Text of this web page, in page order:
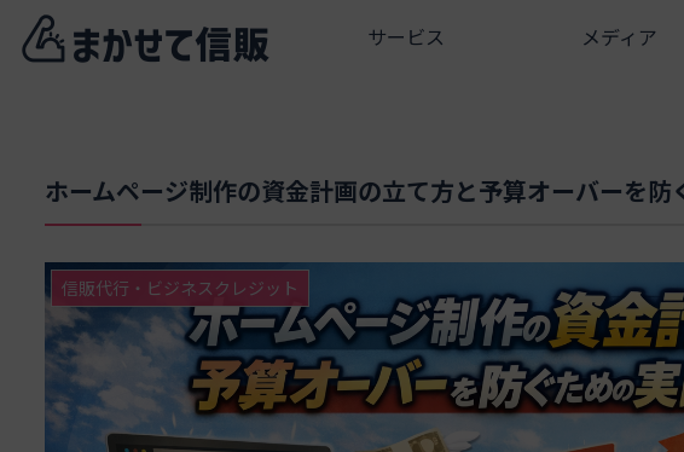
サービス メディア
ホームページ制作の資金計画の立て方と予算オーバーを防
信販代行・ビジネスクレジット